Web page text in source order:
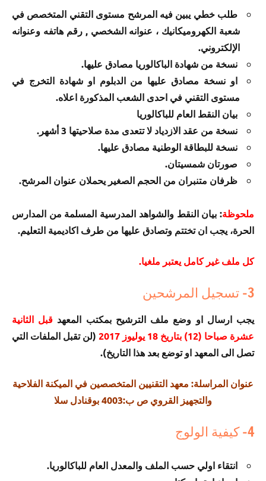
طلب خطي يبين فيه المرشح مستوى التقني المتخصص في
شعبة الكهروميكانيك ، عنوانه الشخصي , رقم هاتفه وعنوانه
الإلكتروني.
نسخة من شهادة الباكالوريا مصادق عليها.
او نسخة مصادق عليها من الدبلوم او شهادة التخرج في
مستوى التقني في احدى الشعب المذكورة اعلاه.
بيان النقط العام للباكالوريا
نسخة من عقد الازدياد لا تتعدى مدة صلاحيتها 3 أشهر.
نسخة للبطاقة الوطنية مصادق عليها.
صورتان شمسيتان.
ظرفان متنبران من الحجم الصغير يحملان عنوان المرشح.
ملحوظة: بيان النقط والشواهد المدرسية المسلمة من المدارس
الحرة، يجب ان تختتم وتصادق عليها من طرف اكاديمية التعليم.
كل ملف غير كامل يعتبر ملغيا.
3- تسجيل المرشحين
يجب ارسال او وضع ملف الترشيح بمكتب المعهد قبل الثانية
عشرة صباحا (12) بتاريخ 18 يوليوز 2017
(لن تقبل الملفات التي
تصل الى المعهد او توضع بعد هذا التاريخ).
عنوان المراسلة: معهد التقنيين المتخصصين في الميكنة الفلاحية
والتجهيز القروي ص ب:4003 بوقنادل سلا
4- كيفية الولوج
انتقاء اولي حسب الملف والمعدل العام للباكالوريا.